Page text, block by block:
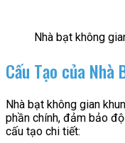
Nhà bạt không
Cấu Tạo của Nhà
Nhà bạt không gian
phần chính, đảm bảo
cấu tạo chi tiết: